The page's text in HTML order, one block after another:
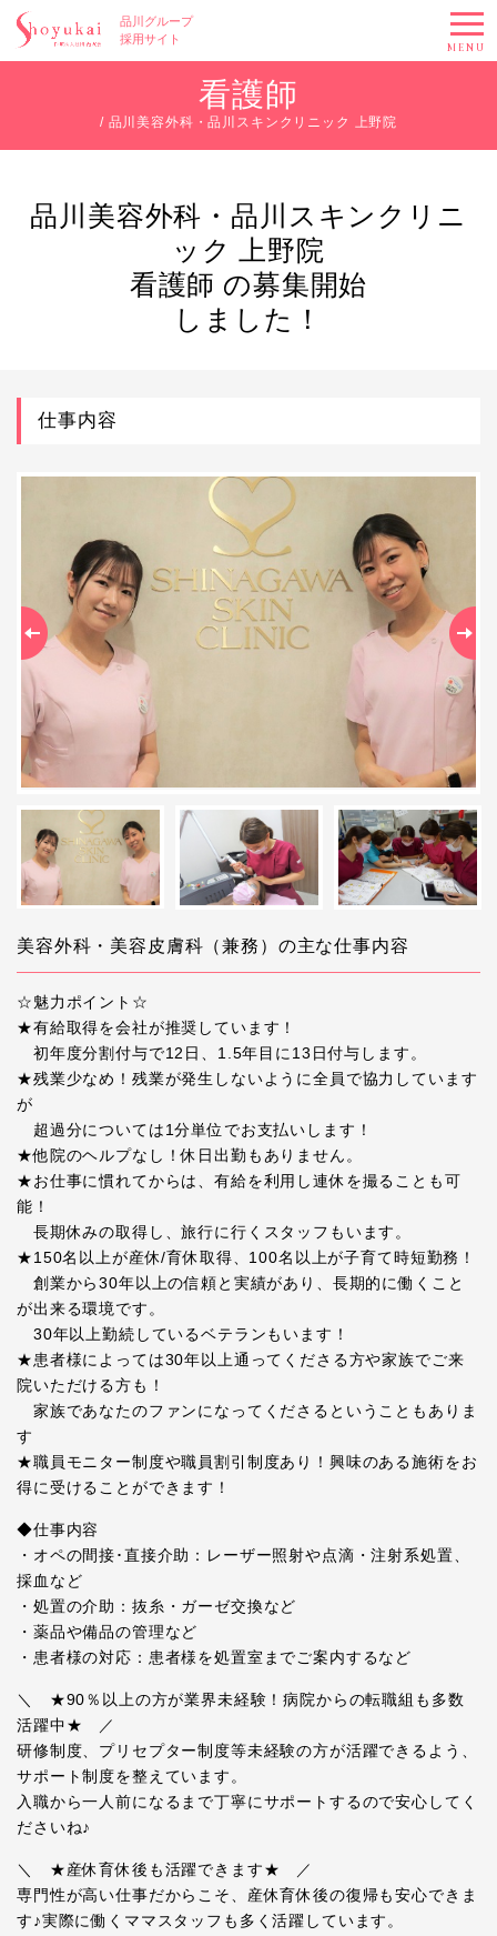
品川グループ
採用サイト
MENU
看護師
/ 品川美容外科・品川スキンクリニック 上野院
品川美容外科・品川スキンクリニ
ック 上野院
看護師 の募集開始
しました！
仕事内容
Previous
美容外科・美容皮膚科（兼務）の主な仕事内容
☆魅力ポイント☆
★有給取得を会社が推奨しています！
初年度分割付与で12日、1.5年目に13日付与します。
★残業少なめ！残業が発生しないように全員で協力しています
が
超過分については1分単位でお支払いします！
★他院のヘルプなし！休日出勤もありません。
★お仕事に慣れてからは、有給を利用し連休を撮ることも可
能！
長期休みの取得し、旅行に行くスタッフもいます。
★150名以上が産休/育休取得、100名以上が子育て時短勤務！
創業から30年以上の信頼と実績があり、長期的に働くこと
が出来る環境です。
30年以上勤続しているベテランもいます！
★患者様によっては30年以上通ってくださる方や家族でご来
院いただける方も！
家族であなたのファンになってくださるということもありま
す
★職員モニター制度や職員割引制度あり！興味のある施術をお
得に受けることができます！
◆仕事内容
・オペの間接･直接介助：レーザー照射や点滴・注射系処置、
採血など
・処置の介助：抜糸・ガーゼ交換など
・薬品や備品の管理など
・患者様の対応：患者様を処置室までご案内するなど
＼ ★90％以上の方が業界未経験！病院からの転職組も多数
活躍中★ ／
研修制度、プリセプター制度等未経験の方が活躍できるよう、
サポート制度を整えています。
入職から一人前になるまで丁寧にサポートするので安心してく
ださいね♪
＼ ★産休育休後も活躍できます★ ／
専門性が高い仕事だからこそ、産休育休後の復帰も安心できま
す♪実際に働くママスタッフも多く活躍しています。